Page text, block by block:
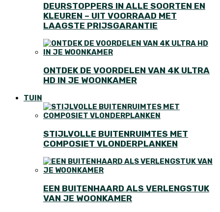
DEURSTOPPERS IN ALLE SOORTEN EN
KLEUREN – UIT VOORRAAD MET
LAAGSTE PRIJSGARANTIE
ONTDEK DE VOORDELEN VAN 4K ULTRA
HD IN JE WOONKAMER
TUIN
STIJLVOLLE BUITENRUIMTES MET
COMPOSIET VLONDERPLANKEN
EEN BUITENHAARD ALS VERLENGSTUK
VAN JE WOONKAMER